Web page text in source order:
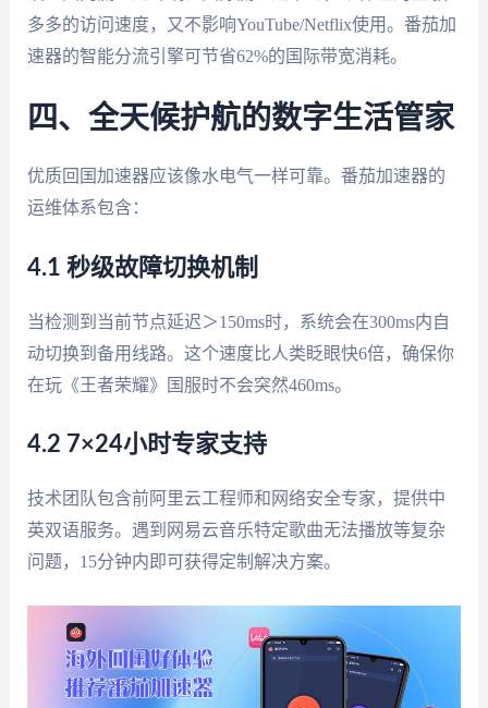
多多的访问速度，又不影响YouTube/Netflix使用。番茄加
速器的智能分流引擎可节省62%的国际带宽消耗。
四、全天候护航的数字生活管家
优质回国加速器应该像水电气一样可靠。番茄加速器的
运维体系包含：
4.1 秒级故障切换机制
当检测到当前节点延迟＞150ms时，系统会在300ms内自
动切换到备用线路。这个速度比人类眨眼快6倍，确保你
在玩《王者荣耀》国服时不会突然460ms。
4.2 7×24小时专家支持
技术团队包含前阿里云工程师和网络安全专家，提供中
英双语服务。遇到网易云音乐特定歌曲无法播放等复杂
问题，15分钟内即可获得定制解决方案。